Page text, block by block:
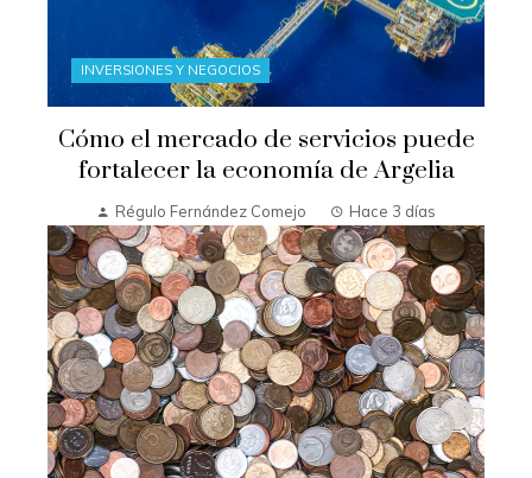
INVERSIONES Y NEGOCIOS
Cómo el mercado de servicios puede
fortalecer la economía de Argelia
Régulo Fernández Comejo Hace 3 días